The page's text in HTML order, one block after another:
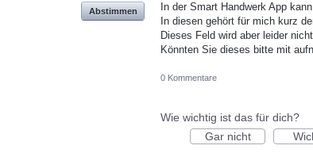
In der Smart Handwerk App
In diesen gehört für mich kurz
Dieses Feld wird aber leider
Könnten Sie dieses bitte mit
Abstimmen
0 Kommentare
Wie wichtig ist das für dich?
Gar nicht